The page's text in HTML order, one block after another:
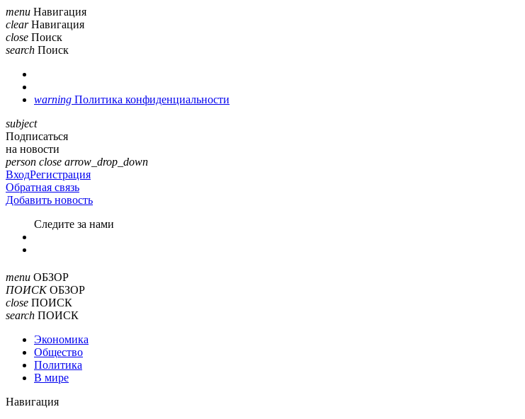
menu Навигация
clear Навигация
close Поиск
search Поиск
warning Политика конфиденциальности
subject
Подписаться
на новости
person close arrow_drop_down
ВходРегистрация
Обратная связь
Добавить новость
Cледите за нами
menu ОБЗОР
ПОИСК ОБЗОР
close ПОИСК
search ПОИСК
Экономика
Общество
Политика
В мире
Навигация